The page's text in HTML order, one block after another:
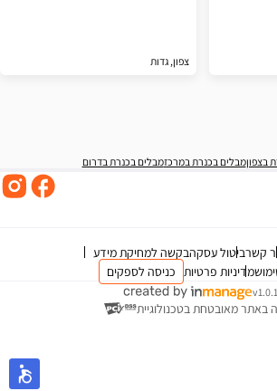
צפון, גדות
בצפוןמבלים בכנרת במרכזמבלים בכנרת בדרום
קשרביטול עסקהבקשה למחיקת מידע
מדיניות פרטיות כניסה לספקים
באתר מאובטחת בטכנולוגיית